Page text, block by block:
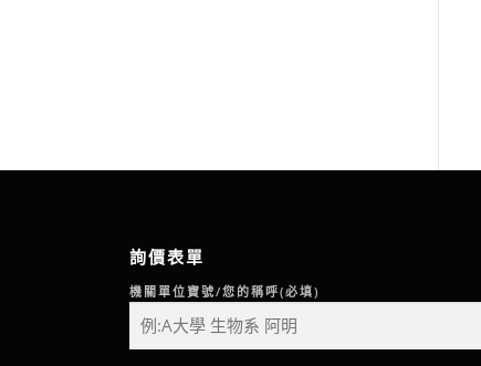
詢價表單
機關單位寶號/您的稱呼(必填)